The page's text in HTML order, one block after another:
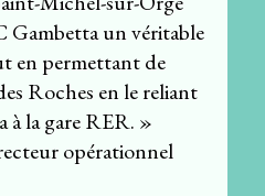
Gambetta un véritable
en permettant de
Roches en le reliant
à la gare RER. »
opérationnel